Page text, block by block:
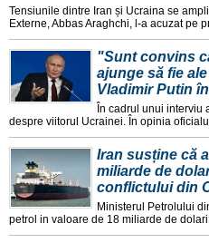
Tensiunile dintre Iran și Ucraina se
Externe, Abbas Araghchi, l-a acuzat pe
"Sunt convins
ajunge să fie
Vladimir Putin
În cadrul unui interviu
despre viitorul Ucrainei. În opinia oficialu
Iran susține că
miliarde de
conflictului din
Ministerul Petrolului
petrol in valoare de 18 miliarde de dolari